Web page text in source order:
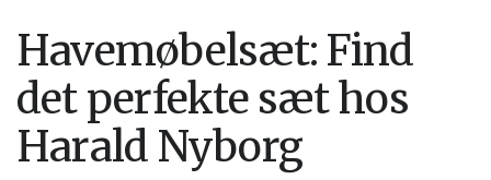
Havemøbelsæt: Find
det perfekte sæt hos
Harald Nyborg